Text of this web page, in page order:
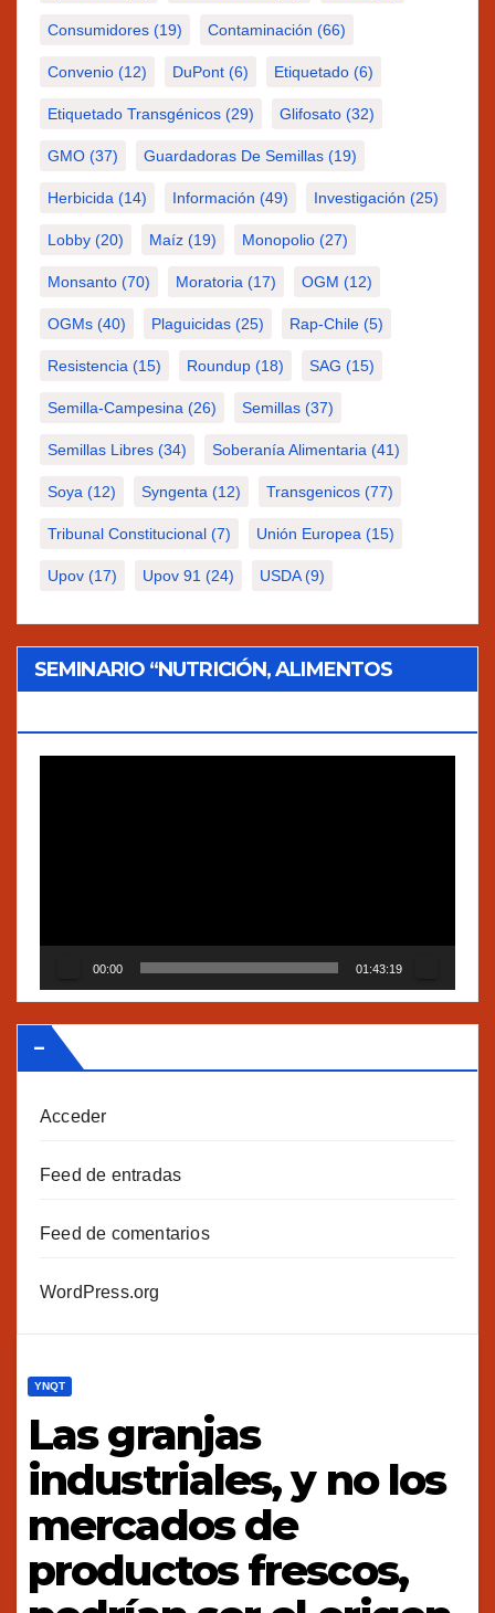
Consumidores (19) Contaminación (66)
Convenio (12) DuPont (6) Etiquetado (6)
Etiquetado Transgénicos (29) Glifosato (32)
GMO (37) Guardadoras De Semillas (19)
Herbicida (14) Información (49) Investigación (25)
Lobby (20) Maíz (19) Monopolio (27)
Monsanto (70) Moratoria (17) OGM (12)
OGMs (40) Plaguicidas (25) Rap-Chile (5)
Resistencia (15) Roundup (18) SAG (15)
Semilla-Campesina (26) Semillas (37)
Semillas Libres (34) Soberanía Alimentaria (41)
Soya (12) Syngenta (12) Transgenicos (77)
Tribunal Constitucional (7) Unión Europea (15)
Upov (17) Upov 91 (24) USDA(9)
SEMINARIO “NUTRICIÓN, ALIMENTOS
00:00 01:43:19
–
Acceder
Feed de entradas
Feed de comentarios
WordPress.org
YNQT
Las granjas
industriales, y no los
mercados de
productos frescos,